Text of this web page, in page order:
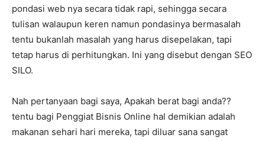
pondasi web nya secara tidak rapi, sehingga secara
tulisan walaupun keren namun pondasinya bermasalah
tentu bukanlah masalah yang harus disepelakan, tapi
tetap harus di perhitungkan. Ini yang disebut dengan SEO
SILO.
Nah pertanyaan bagi saya, Apakah berat bagi anda??
tentu bagi Penggiat Bisnis Online hal demikian adalah
makanan sehari hari mereka, tapi diluar sana sangat